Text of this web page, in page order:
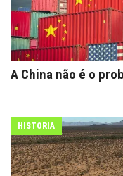
A China não é o
HISTORIA